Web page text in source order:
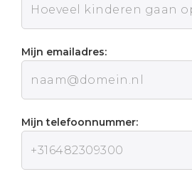
Mijn emailadres:
Mijn telefoonnummer: